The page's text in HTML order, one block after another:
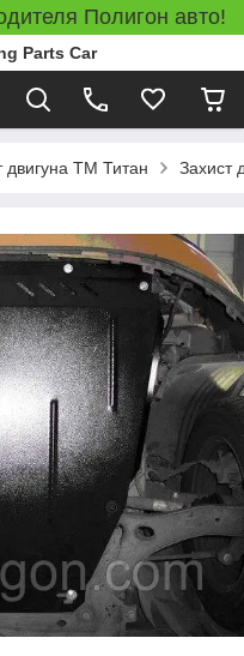
Полигон авто!
Parts Car
двигуна ТМ Титан Захист